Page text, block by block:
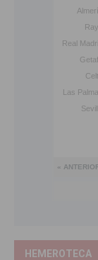
HEMEROTECA